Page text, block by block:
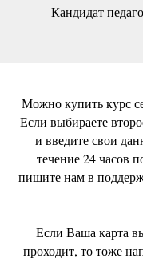
Кандидат
Можно купить курс
Если выбираете
и введите свои
течение 24 часов
пишите нам в
Если Ваша карта
проходит, то тоже